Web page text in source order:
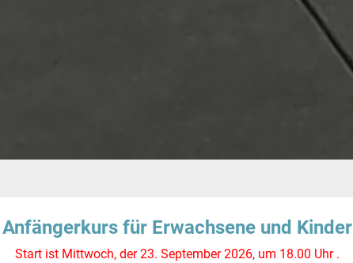
Anfängerkurs für Erwachsene und Kinder
Start ist Mittwoch, der 23. September 2026, um 18.00 Uhr .